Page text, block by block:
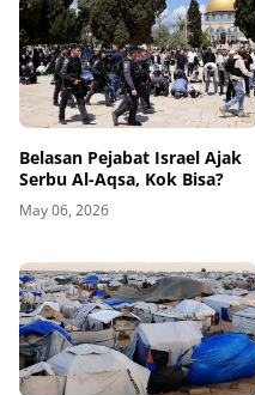
Belasan Pejabat Israel Ajak
Serbu Al-Aqsa, Kok Bisa?
May 06, 2026